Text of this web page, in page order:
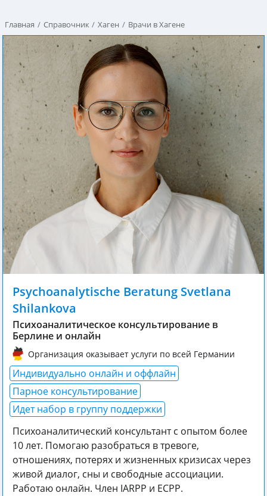
Главная Справочник Хаген Врачи в Хагене
Psychoanalytische Beratung Svetlana
Shilankova
Психоаналитическое консультирование в
Берлине и онлайн
Организация оказывает услуги по всей Германии
Индивидуально онлайн и оффлайн
Парное консультирование
Идет набор в группу поддержки
Психоаналитический консультант с опытом более
10 лет. Помогаю разобраться в тревоге,
отношениях, потерях и жизненных кризисах через
живой диалог, сны и свободные ассоциации.
Работаю онлайн. Член IARPP и ECPP.